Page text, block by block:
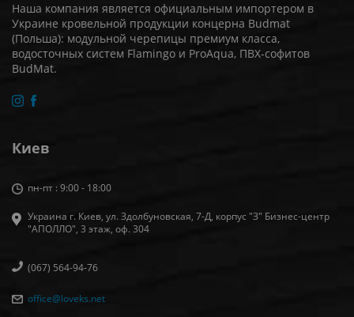
Наша компания является официальным импортером в
Украине кровельной продукции концерна Budmat
(Польша): модульной черепицы премиум класса,
водосточных систем Flamingo и ProAqua, ПВХ-софитов
BudMat.
Киев
пн-пт : 9:00 - 18:00
Украина г. Киев, ул. Здолбуновская, 7-Д, корпус "З" Бизнес-центр
"АПОЛЛО", 3 этаж, оф. 304
(067) 564-94-76
office@loveks.net